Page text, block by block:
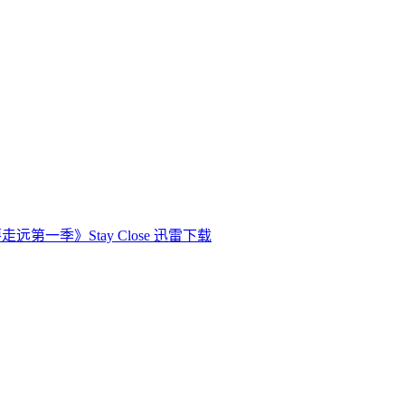
远第一季》Stay Close 迅雷下载